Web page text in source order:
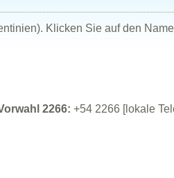
Klicken Sie auf den
2266: +54 2266 [lokale